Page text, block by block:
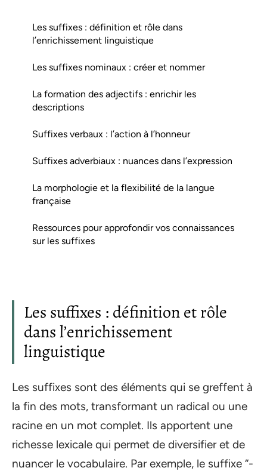
Les suffixes : définition et rôle dans
l’enrichissement linguistique
Les suffixes nominaux : créer et nommer
La formation des adjectifs : enrichir les
descriptions
Suffixes verbaux : l’action à l’honneur
Suffixes adverbiaux : nuances dans l’expression
La morphologie et la flexibilité de la langue
française
Ressources pour approfondir vos connaissances
sur les suffixes
Les suffixes : définition et rôle
dans l’enrichissement
linguistique
Les suffixes sont des éléments qui se greffent à
la fin des mots, transformant un radical ou une
racine en un mot complet. Ils apportent une
richesse lexicale qui permet de diversifier et de
nuancer le vocabulaire. Par exemple, le suffixe “-